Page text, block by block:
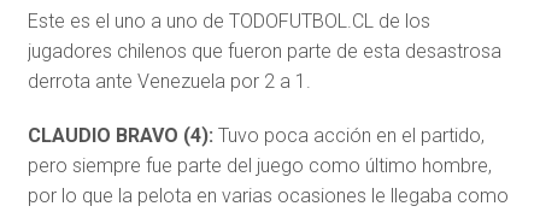
Este es el uno a uno de TODOFUTBOL.CL de los
jugadores chilenos que fueron parte de esta desastrosa
derrota ante Venezuela por 2 a 1.
CLAUDIO BRAVO (4): Tuvo poca acción en el partido,
pero siempre fue parte del juego como último hombre,
por lo que la pelota en varias ocasiones le llegaba como